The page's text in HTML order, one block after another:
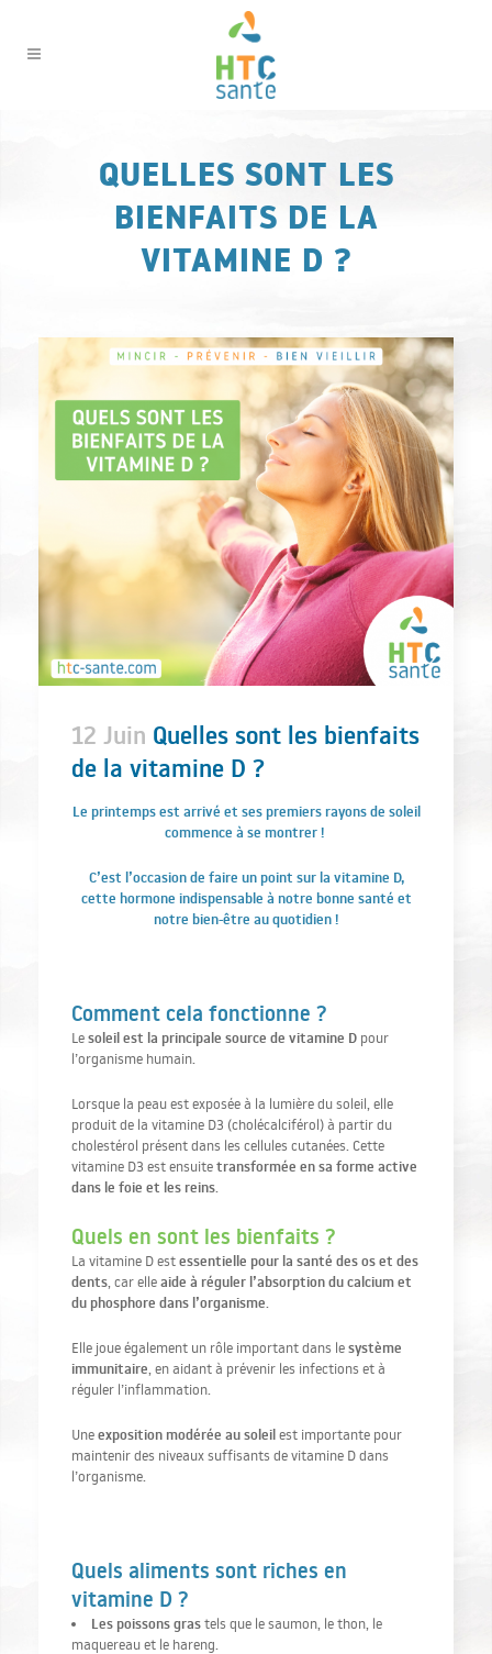
QUELLES SONT LES
BIENFAITS DE LA
VITAMINE D ?
12 Juin Quelles sont les bienfaits
de la vitamine D ?
Le printemps est arrivé et ses premiers rayons de soleil
commence à se montrer !
C’est l’occasion de faire un point sur la vitamine D,
cette hormone indispensable à notre bonne santé et
notre bien-être au quotidien !
Comment cela fonctionne ?
Lesoleil est la principale source de vitamine D pour
l’organisme humain.
Lorsque la peau est exposée à la lumière du soleil, elle
produit de la vitamine D3 (cholécalciférol) à partir du
cholestérol présent dans les cellules cutanées. Cette
vitamine D3 est ensuitetransformée en sa forme active
dans le foie et les reins
Quels en sont les bienfaits ?
La vitamine D estessentielle pour la santé des os et des
dents , car elleaide à réguler l’absorption du calcium et
du phosphore dans l’organisme
Elle joue également un rôle important dans lesystème
immunitaire , en aidant à prévenir les infections et à
réguler l’inflammation.
Uneexposition modérée au soleilest importante pour
maintenir des niveaux suffisants de vitamine D dans
l’organisme.
Quels aliments sont riches en
vitamine D ?
Les poissons grastels que le saumon, le thon, le
maquereau et le hareng.